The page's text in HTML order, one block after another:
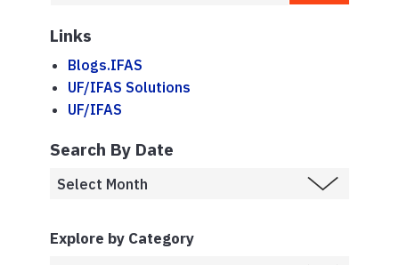
Links
Blogs.IFAS
UF/IFAS Solutions
UF/IFAS
Search By Date
Explore by Category